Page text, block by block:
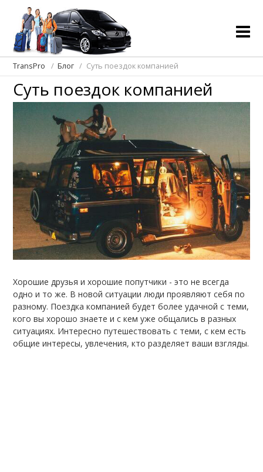
TransPro Блог Суть поездок компанией
Суть поездок компанией
Хорошие друзья и хорошие попутчики - это не всегда
одно и то же. В новой ситуации люди проявляют себя по
разному. Поездка компанией будет более удачной с теми,
кого вы хорошо знаете и с кем уже общались в разных
ситуациях. Интересно путешествовать с теми, с кем есть
общие интересы, увлечения, кто разделяет ваши взгляды.